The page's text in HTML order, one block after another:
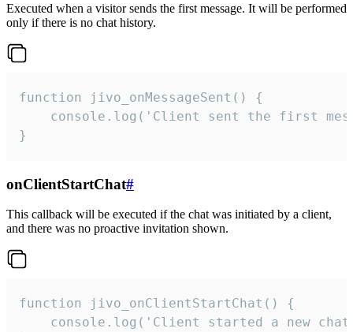
Executed when a visitor sends the first message. It will be performed
only if there is no chat history.
function jivo_onMessageSent() {
console.log('Client sent the first
}
onClientStartChat#
This callback will be executed if the chat was initiated by a client,
and there was no proactive invitation shown.
function jivo_onClientStartChat() {
console.log('Client started a new